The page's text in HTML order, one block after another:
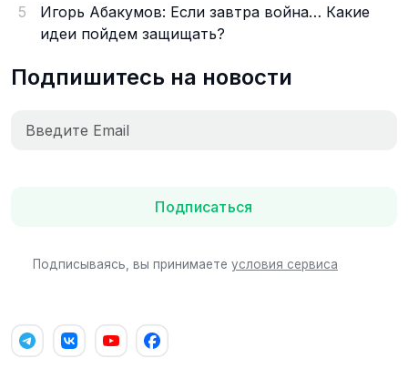
5
Игорь Абакумов: Если завтра война… Какие
идеи пойдем защищать?
Подпишитесь на новости
Подписаться
Подписываясь, вы принимаете условия сервиса